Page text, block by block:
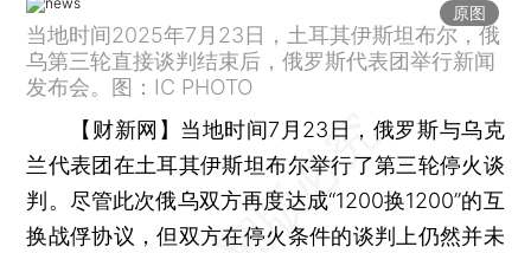
原图
当地时间2025年7月23日，土耳其伊斯坦布尔，俄
乌第三轮直接谈判结束后，俄罗斯代表团举行新闻
发布会。图：IC PHOTO
【财新网】 当地时间7月23日，俄罗斯与乌克
兰代表团在土耳其伊斯坦布尔举行了第三轮停火谈
判。尽管此次俄乌双方再度达成“1200换1200”的互
换战俘协议，但双方在停火条件的谈判上仍然并未